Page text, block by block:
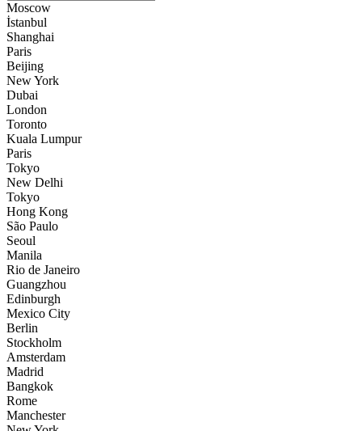
Moscow
İstanbul
Shanghai
Paris
Beijing
New York
Dubai
London
Toronto
Kuala Lumpur
Paris
Tokyo
New Delhi
Tokyo
Hong Kong
São Paulo
Seoul
Manila
Rio de Janeiro
Guangzhou
Edinburgh
Mexico City
Berlin
Stockholm
Amsterdam
Madrid
Bangkok
Rome
Manchester